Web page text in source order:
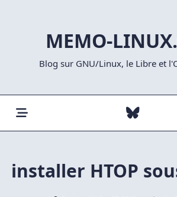
MEMO-
Blog sur GNU/Linux, le Libre et
installer HTOP